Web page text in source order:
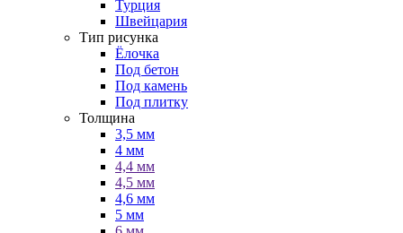
Турция
Швейцария
Тип рисунка
Ёлочка
Под бетон
Под камень
Под плитку
Толщина
3,5 мм
4 мм
4,4 мм
4,5 мм
4,6 мм
5 мм